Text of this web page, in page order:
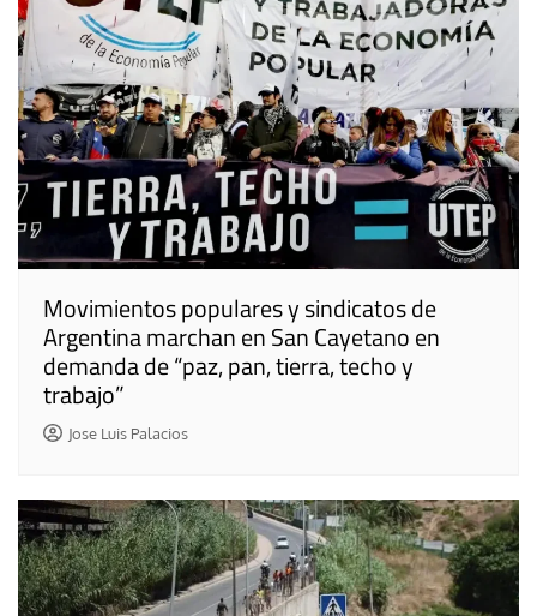
Movimientos populares y sindicatos de
Argentina marchan en San Cayetano en
demanda de “paz, pan, tierra, techo y
trabajo”
Jose Luis Palacios